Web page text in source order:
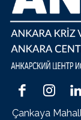
Çankaya